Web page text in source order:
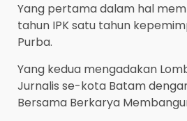
Yang pertama dalam hal
tahun IPK satu tahun
Purba.
Yang kedua mengadakan
Jurnalis se-kota Batam
Bersama Berkarya